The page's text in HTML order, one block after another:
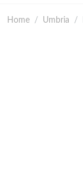
Home Umbria